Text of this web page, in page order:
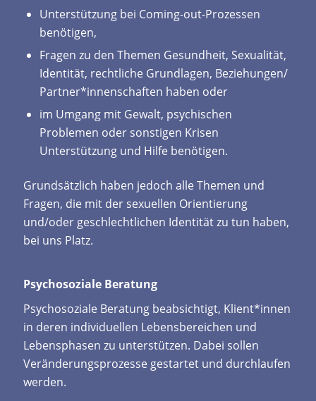
Unterstützung bei Coming-out-Prozessen
benötigen,
Fragen zu den Themen Gesundheit, Sexualität,
Identität, rechtliche Grundlagen, Beziehungen/
Partner*innenschaften haben oder
im Umgang mit Gewalt, psychischen
Problemen oder sonstigen Krisen
Unterstützung und Hilfe benötigen.
Grundsätzlich haben jedoch alle Themen und
Fragen, die mit der sexuellen Orientierung
und/oder geschlechtlichen Identität zu tun haben,
bei uns Platz.
Psychosoziale Beratung
Psychosoziale Beratung beabsichtigt, Klient*innen
in deren individuellen Lebensbereichen und
Lebensphasen zu unterstützen. Dabei sollen
Veränderungsprozesse gestartet und durchlaufen
werden.